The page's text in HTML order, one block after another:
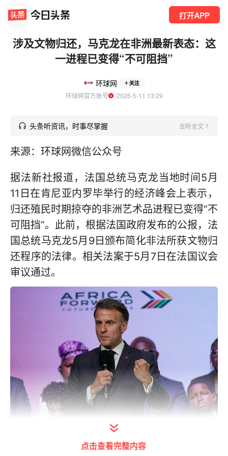
打开APP
涉及文物归还，马克龙在非洲最新表态：这
一进程已变得“不可阻挡”
环球网 关注
环球网官方账号
  2026-5-11 13:29
头条听资讯，时事尽掌握 去听全文
来源：环球网微信公众号
据法新社报道，法国总统马克龙当地时间5月
11日在肯尼亚内罗毕举行的经济峰会上表示，
归还殖民时期掠夺的非洲艺术品进程已变得“不
可阻挡”。此前，根据法国政府发布的公报，法
国总统马克龙5月9日颁布简化非法所获文物归
还程序的法律。相关法案于5月7日在法国议会
审议通过。
法国总统马克龙 资料图 图源：视觉中国
点击查看完整内容